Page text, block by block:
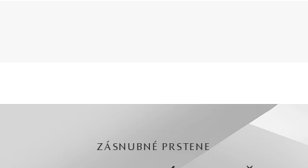
ZÁSNUBNÉ PRSTENE